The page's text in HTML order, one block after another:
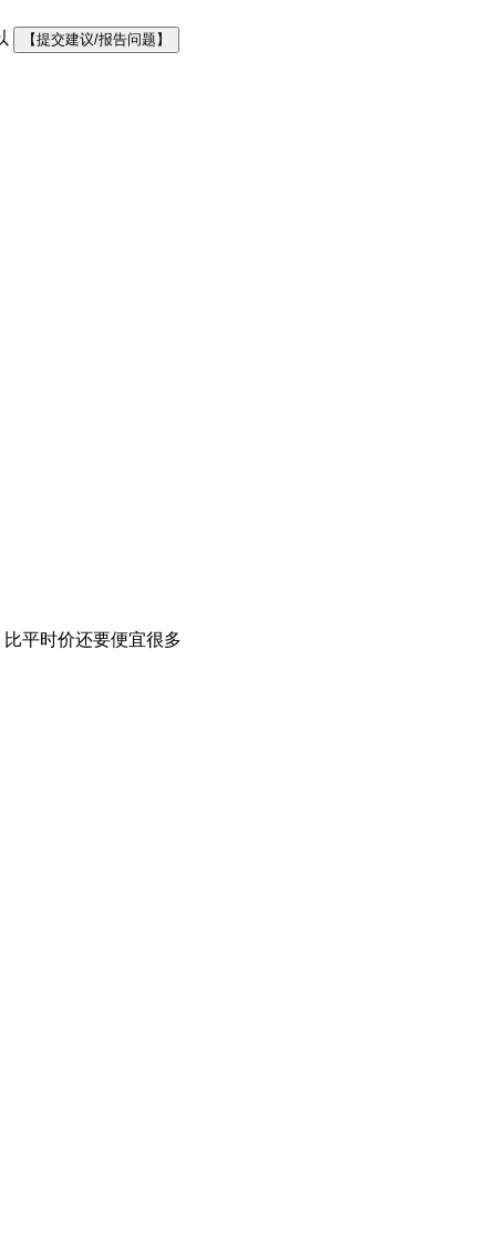
【提交建议/报告问题】
平时价还要便宜很多